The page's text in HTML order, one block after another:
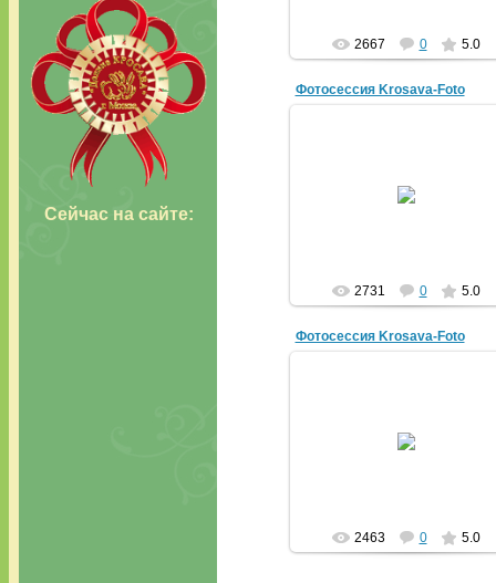
2667 0 5.0
Фотосессия Krosava-Foto
2731 0 5.0
Фотосессия Krosava-Foto
2463 0 5.0
Сейчас на сайте: